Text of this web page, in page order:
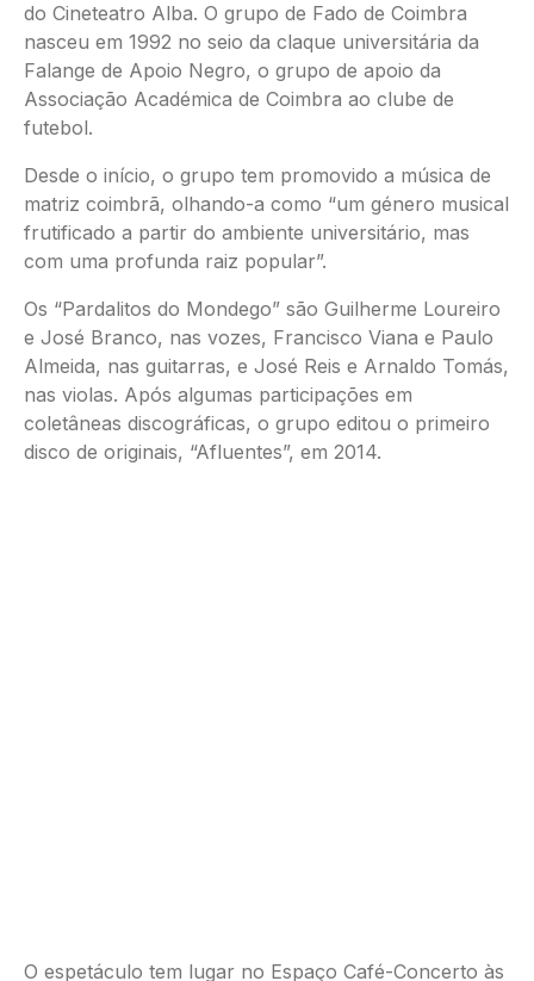
do Cineteatro Alba. O grupo de Fado de Coimbra
nasceu em 1992 no seio da claque universitária da
Falange de Apoio Negro, o grupo de apoio da
Associação Académica de Coimbra ao clube de
futebol.
Desde o início, o grupo tem promovido a música de
matriz coimbrã, olhando-a como “um género musical
frutificado a partir do ambiente universitário, mas
com uma profunda raiz popular”.
Os “Pardalitos do Mondego” são Guilherme Loureiro
e José Branco, nas vozes, Francisco Viana e Paulo
Almeida, nas guitarras, e José Reis e Arnaldo Tomás,
nas violas. Após algumas participações em
coletâneas discográficas, o grupo editou o primeiro
disco de originais, “Afluentes”, em 2014.
O espetáculo tem lugar no Espaço Café-Concerto às